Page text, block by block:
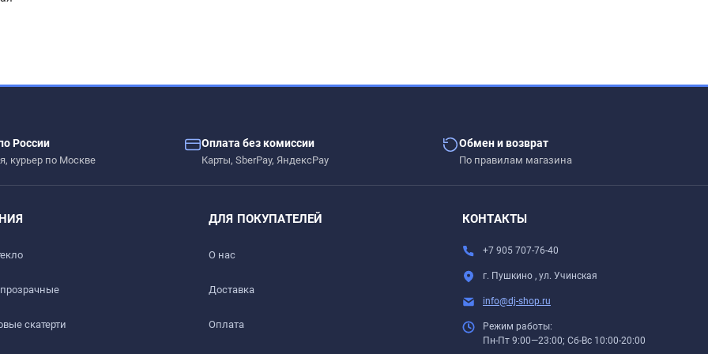
жидкостей.
стекло, пластик, мрамор, гранит, металл и текстиль.
России
курьер по Москве
Оплата без комиссии
Карты, SberPay, ЯндексPay
Обмен и возврат
По правилам магазина
прозрачные
скатерти
ДЛЯ ПОКУПАТЕЛЕЙ
О нас
Доставка​
Оплата
КОНТАКТЫ
+7 905 707-76-40
г. Пушкино , ул. Учинская
info@dj-shop.ru
Режим работы:
Пн-Пт 9:00—23:00; Сб-Вс 10:00-20:00